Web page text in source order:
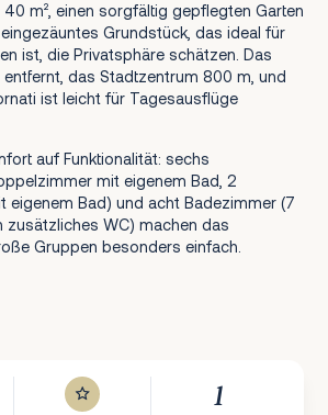
m², einen sorgfältig gepflegten Garten
Grundstück, das ideal für
ist, die Privatsphäre schätzen. Das
das Stadtzentrum 800 m, und
ist leicht für Tagesausflüge
auf Funktionalität: sechs
mit eigenem Bad, 2
eigenem Bad) und acht Badezimmer (7
zusätzliches WC) machen das
Gruppen besonders einfach.
1